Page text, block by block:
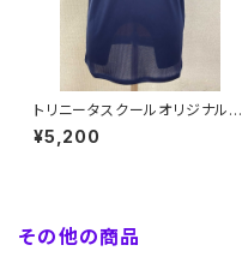
トリニータスクールオリジナル
プーマTシャツ【大人S～4XL】
※受注生産（納期約1.5か月）
¥5,200
その他の商品